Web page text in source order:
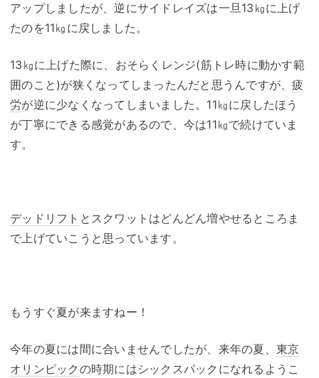
アップしましたが、逆にサイドレイズは一旦13㎏に上げ
たのを11㎏に戻しました。
13㎏に上げた際に、おそらくレンジ(筋トレ時に動かす範
囲のこと)が狭くなってしまったんだと思うんですが、疲
労が逆に少なくなってしまいました。11㎏に戻したほう
が丁寧にできる感覚があるので、今は11㎏で続けていま
す。
デッドリフト とスクワットはどんどん増やせるところま
で上げていこうと思っています。
もうすぐ夏が来ますねー！
今年の夏には間に合いませんでしたが、来年の夏、 東京
オリンピック の時期にはシックスパックになれるようこ